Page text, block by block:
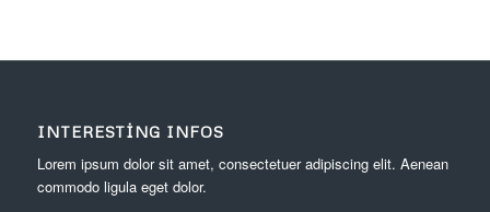
INTERESTING INFOS
Lorem ipsum dolor sit amet, consectetuer adipiscing elit. Aenean
commodo ligula eget dolor.